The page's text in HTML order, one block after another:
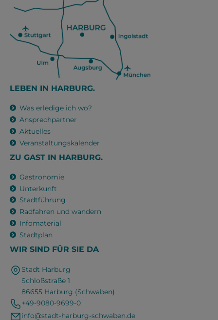
LEBEN IN HARBURG.
Was erledige ich wo?
Ansprechpartner
Aktuelles
Veranstaltungskalender
ZU GAST IN HARBURG.
Gastronomie
Unterkunft
Stadtführung
Radfahren und wandern
Infomaterial
Stadtplan
WIR SIND FÜR SIE DA
Stadt Harburg
Schloßstraße 1
86655 Harburg (Schwaben)
+49-9080-9699-0
info@stadt-harburg-schwaben.de